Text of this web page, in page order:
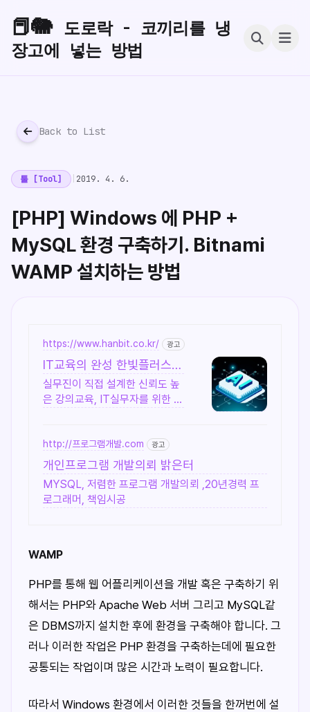
📕🐘 도로락 - 코끼리를 냉
장고에 넣는 방법
Back to List
툴 [Tool] 2019. 4. 6.
[PHP] Windows 에 PHP +
MySQL 환경 구축하기. Bitnami
WAMP 설치하는 방법
https://www.hanbit.co.kr/ 광고
IT교육의 완성 한빛플러스
AI 실전 학습의 정석
실무진이 직접 설계한 신뢰도 높
은 강의교육, IT실무자를 위한 커
http://프로그램개발.com 광고
개인프로그램 개발의뢰 밝은터
MYSQL, 저렴한 프로그램 개발의뢰 ,20년경력 프
로그래머, 책임시공
WAMP
PHP를 통해 웹 어플리케이션을 개발 혹은 구축하기 위
해서는 PHP와 Apache Web 서버 그리고 MySQL같
은 DBMS까지 설치한 후에 환경을 구축해야 합니다. 그
러나 이러한 작업은 PHP 환경을 구축하는데에 필요한
공통되는 작업이며 많은 시간과 노력이 필요합니다.
따라서 Windows 환경에서 이러한 것들을 한꺼번에 설